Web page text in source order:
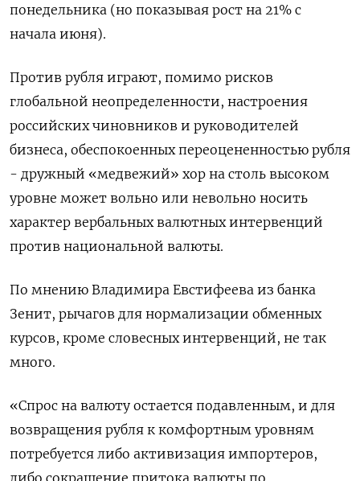
понедельника (но показывая рост на 21% с
начала июня).
Против рубля играют, помимо рисков
глобальной неопределенности, настроения
российских чиновников и руководителей
бизнеса, обеспокоенных переоцененностью рубля
- дружный «медвежий» хор на столь высоком
уровне может вольно или невольно носить
характер вербальных валютных интервенций
против национальной валюты.
По мнению Владимира Евстифеева из банка
Зенит, рычагов для нормализации обменных
курсов, кроме словесных интервенций, не так
много.
«Спрос на валюту остается подавленным, и для
возвращения рубля к комфортным уровням
потребуется либо активизация импортеров,
либо сокращение притока валюты по